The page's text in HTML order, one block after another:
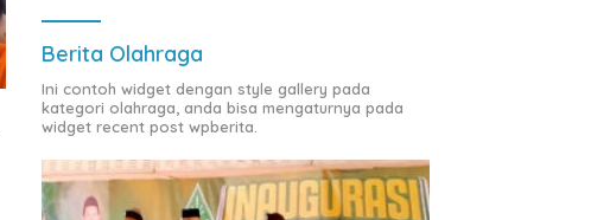
Berita Olahraga
Ini contoh widget dengan style gallery pada
kategori olahraga, anda bisa mengaturnya pada
widget recent post wpberita.